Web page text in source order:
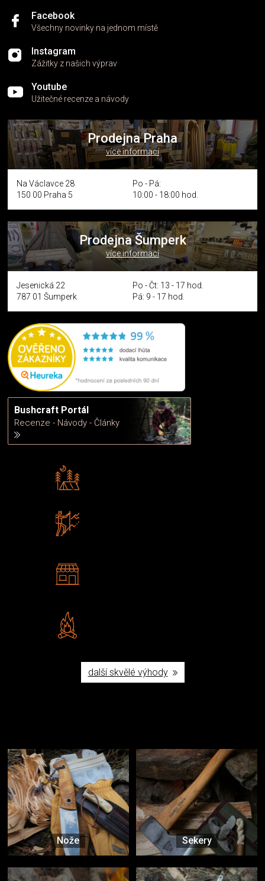
s
Facebook
Všechny novinky na jednom místě
Instagram
Zážitky z našich výprav
Youtube
Užitečné recenze a návody
Prodejna Praha
více informací
Na Václavce 28
150 00 Praha 5
Po - Pá:
10:00 - 18:00 hod.
Prodejna Šumperk
více informací
Jesenická 22
787 01 Šumperk
Po - Čt: 13 - 17 hod.
Pá: 9 - 17 hod.
Bushcraft Portál
Recenze - Návody - Články
další skvělé výhody
Nože Sekery